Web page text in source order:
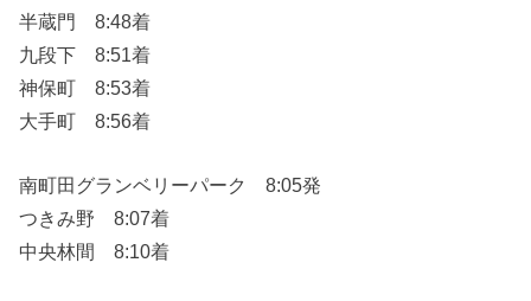
半蔵門 8:48着
九段下 8:51着
神保町 8:53着
大手町 8:56着
南町田グランベリーパーク 8:05発
つきみ野 8:07着
中央林間 8:10着